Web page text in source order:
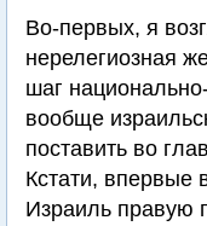
Во-первых, я
нерелегиозная
шаг
вообще
поставить во
Кстати, впервые
Израиль правую